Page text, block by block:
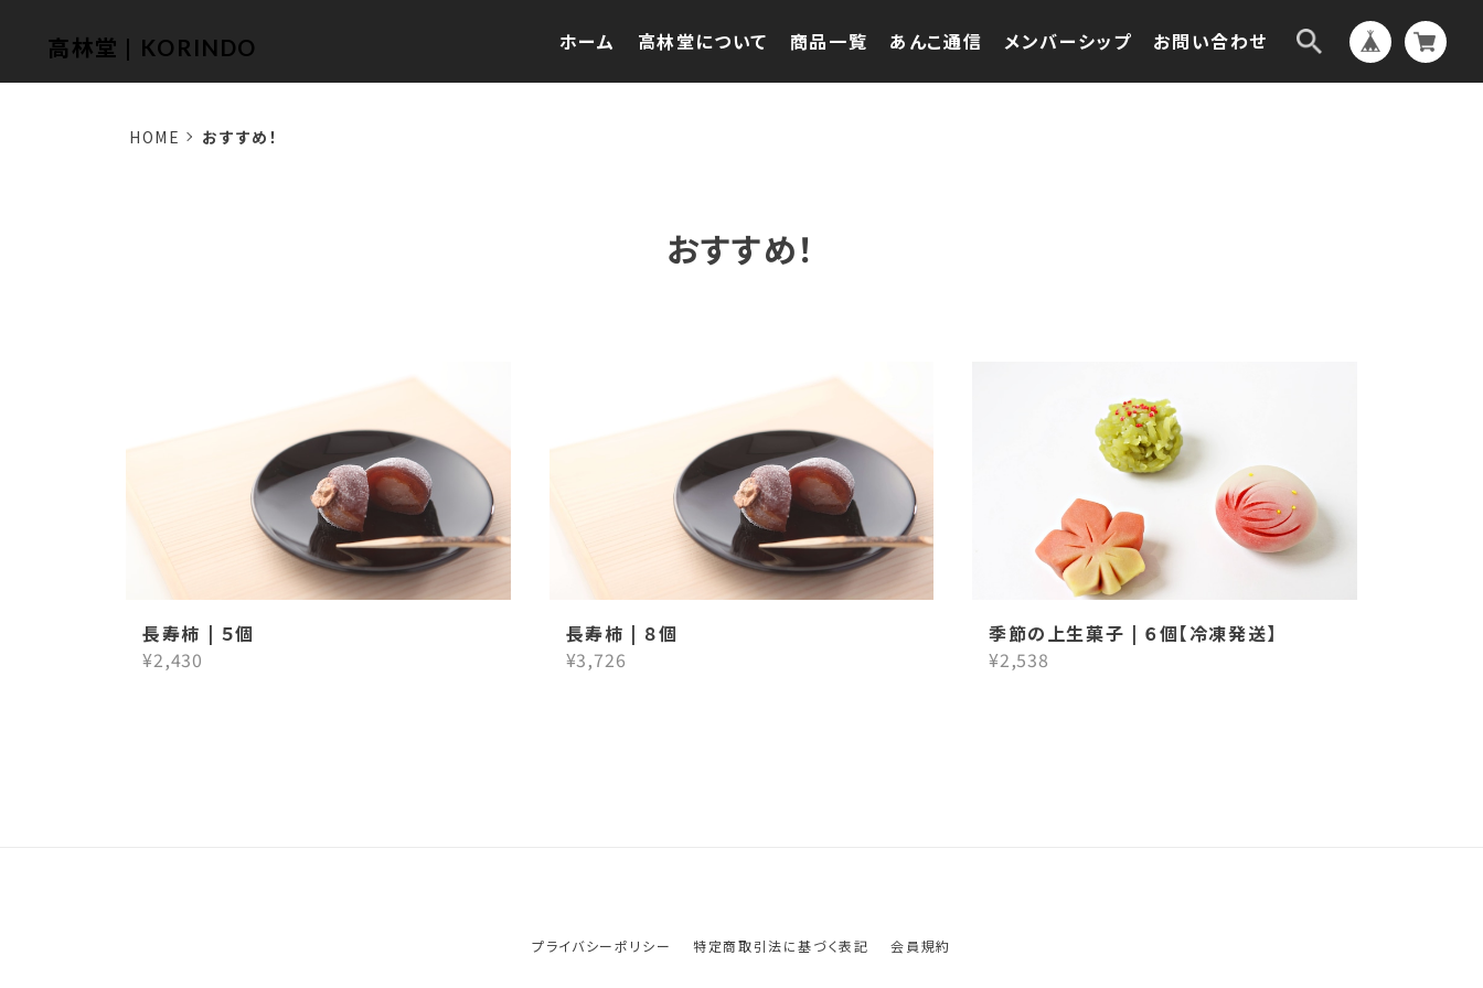
高林堂 | KORINDO ホーム 高林堂について 商品一覧 あんこ通信 メンバーシップ お問い合わせ
HOME おすすめ！
おすすめ！
長寿柿 | ５個
¥2,430
長寿柿 | ８個
¥3,726
季節の上生菓子 | ６個【冷凍発送】
¥2,538
プライバシーポリシー 特定商取引法に基づく表記 会員規約